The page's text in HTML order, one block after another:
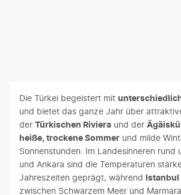
Die Türkei begeistert mit
und bietet das ganze Jahr über
der Türkischen Riviera und der
heiße, trockene Sommer und milde
Sonnenstunden. Im Landesinneren rund
und Ankara sind die Temperaturen
Jahreszeiten geprägt, während Istanbul
zwischen Schwarzem Meer und